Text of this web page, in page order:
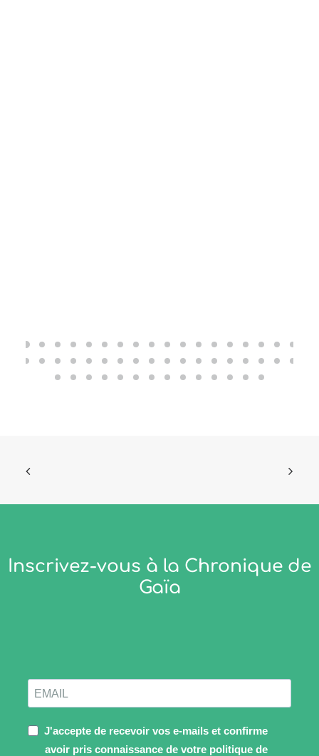
Inscrivez-vous à la Chronique de
Gaïa
J'accepte de recevoir vos e-mails et confirme
avoir pris connaissance de votre politique de